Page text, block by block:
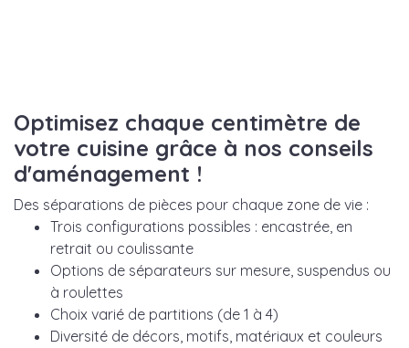
Optimisez chaque centimètre de
votre cuisine grâce à nos conseils
d'aménagement !
Des séparations de pièces pour chaque zone de vie :
Trois configurations possibles : encastrée, en
retrait ou coulissante
Options de séparateurs sur mesure, suspendus ou
à roulettes
Choix varié de partitions (de 1 à 4)
Diversité de décors, motifs, matériaux et couleurs